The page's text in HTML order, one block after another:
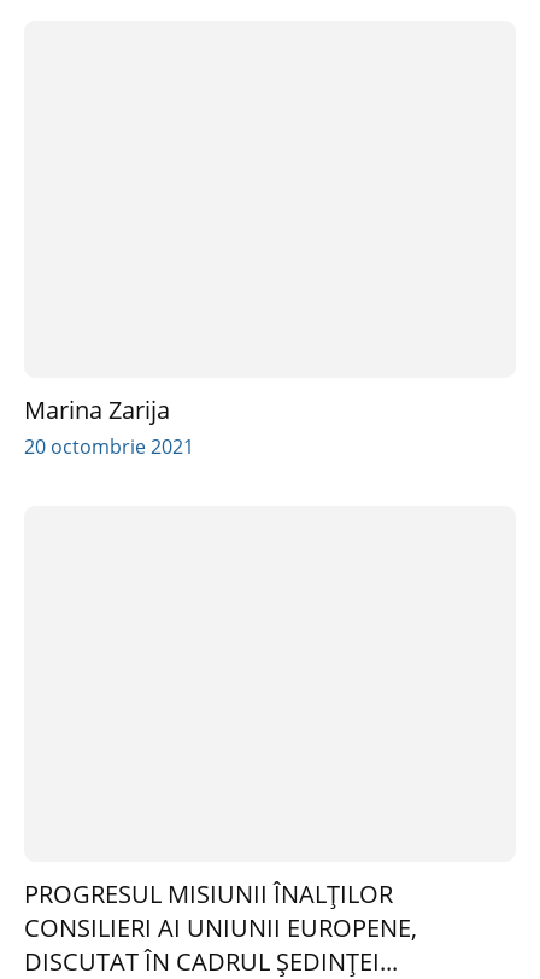
Marina Zarija
20 octombrie 2021
PROGRESUL MISIUNII ÎNALȚILOR
CONSILIERI AI UNIUNII EUROPENE,
DISCUTAT ÎN CADRUL ȘEDINȚEI...